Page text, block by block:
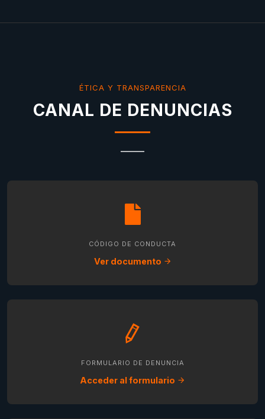
ÉTICA Y TRANSPARENCIA
CANAL DE DENUNCIAS
CÓDIGO DE CONDUCTA
Ver documento
FORMULARIO DE DENUNCIA
Acceder al formulario